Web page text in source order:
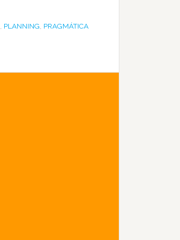
, PLANNING, PRAGMÁTICA